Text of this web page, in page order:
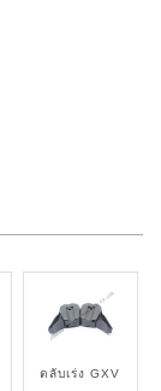
ตลับเร่ง GXV